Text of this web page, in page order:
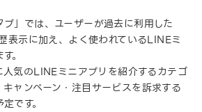
」では、ユーザーが過去に利用した
表示に加え、よく使われているLINEミ
。
人気のLINEミニアプリを紹介するカテゴ
ャンペーン・注目サービスを訴求する
です。